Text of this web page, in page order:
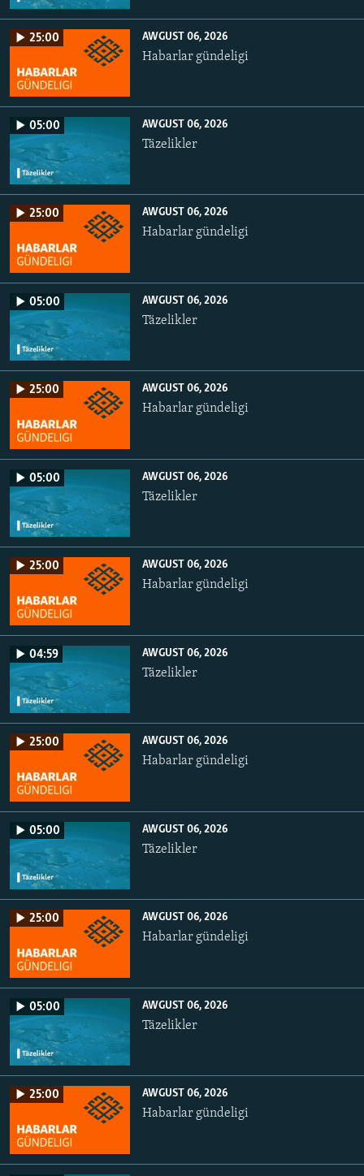
25:00 AWGUST 06, 2026
Habarlar gündeligi
05:00 AWGUST 06, 2026
Täzelikler
25:00 AWGUST 06, 2026
Habarlar gündeligi
05:00 AWGUST 06, 2026
Täzelikler
25:00 AWGUST 06, 2026
Habarlar gündeligi
05:00 AWGUST 06, 2026
Täzelikler
25:00 AWGUST 06, 2026
Habarlar gündeligi
04:59 AWGUST 06, 2026
Täzelikler
25:00 AWGUST 06, 2026
Habarlar gündeligi
05:00 AWGUST 06, 2026
Täzelikler
25:00 AWGUST 06, 2026
Habarlar gündeligi
05:00 AWGUST 06, 2026
Täzelikler
25:00 AWGUST 06, 2026
Habarlar gündeligi